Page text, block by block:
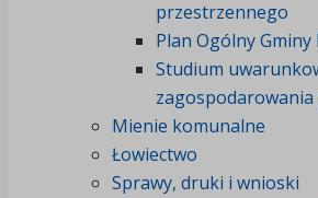
przestrzennego
Plan Ogólny Gminy
Studium
Mienie komunalne
Łowiectwo
Sprawy, druki i wnioski